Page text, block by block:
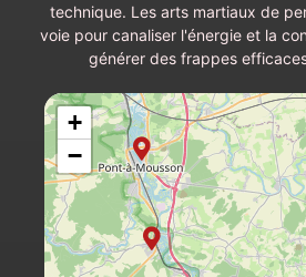
technique. Les arts martiaux de
voie pour canaliser l'énergie et la
générer des frappes
+
−